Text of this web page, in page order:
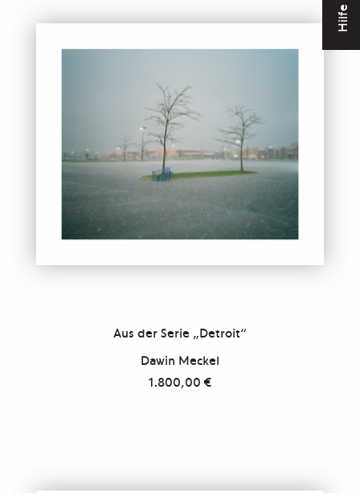
Hilfe
Aus der Serie „Detroit“
Dawin Meckel
1.800,00€